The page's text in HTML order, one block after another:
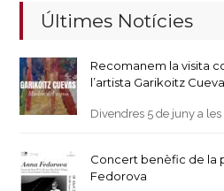
Últimes Notícies
Recomanem la visita
l’artista Garikoitz
Divendres 5 de juny a
Concert benèfic de la
Fedorova